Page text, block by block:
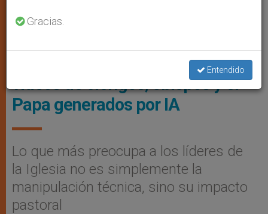
No Confíen En Todos Los Rostros Ni Sermones Episcopales Que
Obispos coreanos alertan sobre
videos de clérigos, obispos y el
Papa generados por IA
Lo que más preocupa a los líderes de
la Iglesia no es simplemente la
manipulación técnica, sino su impacto
pastoral
Gracias.
Entendido